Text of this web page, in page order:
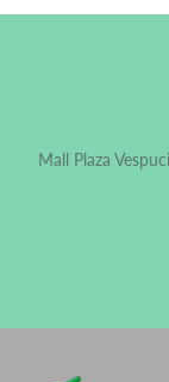
Mall Plaza